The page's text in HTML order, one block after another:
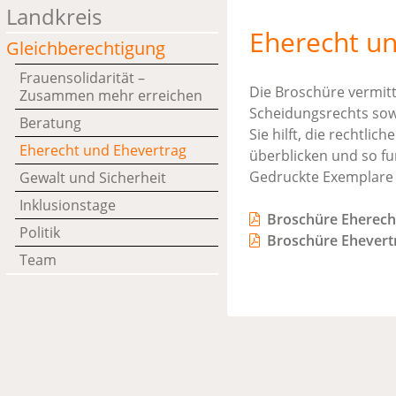
Landkreis
Gleichberechtigung
Frauensolidarität –
Zusammen mehr erreichen
Beratung
Eherecht und Ehevertrag
Gewalt und Sicherheit
Inklusionstage
Politik
Team
Eherecht
Die Broschüre
Scheidungsrechts
Sie hilft, die
überblicken und so
Gedruckte
Broschüre
Broschüre